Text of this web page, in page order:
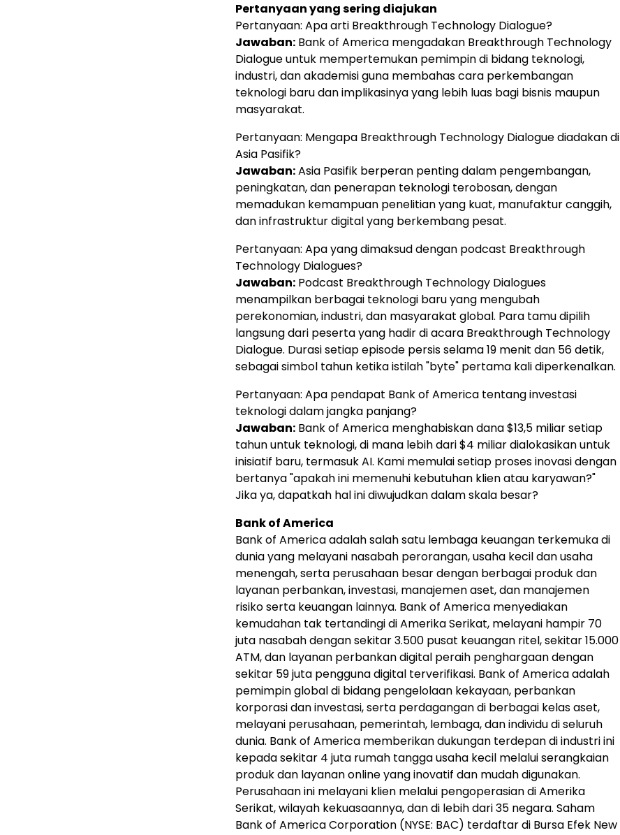
Pertanyaan yang sering diajukan
Pertanyaan: Apa arti Breakthrough Technology Dialogue?
Jawaban: Bank of America mengadakan Breakthrough Technology
Dialogue untuk mempertemukan pemimpin di bidang teknologi,
industri, dan akademisi guna membahas cara perkembangan
teknologi baru dan implikasinya yang lebih luas bagi bisnis maupun
masyarakat.
Pertanyaan: Mengapa Breakthrough Technology Dialogue diadakan di
Asia Pasifik?
Jawaban:Asia Pasifik berperan penting dalam pengembangan,
peningkatan, dan penerapan teknologi terobosan, dengan
memadukan kemampuan penelitian yang kuat, manufaktur canggih,
dan infrastruktur digital yang berkembang pesat.
Pertanyaan: Apa yang dimaksud dengan podcast Breakthrough
Technology Dialogues?
Jawaban: Podcast Breakthrough Technology Dialogues
menampilkan berbagai teknologi baru yang mengubah
perekonomian, industri, dan masyarakat global. Para tamu dipilih
langsung dari peserta yang hadir di acara Breakthrough Technology
Dialogue. Durasi setiap episode persis selama 19 menit dan 56 detik,
sebagai simbol tahun ketika istilah "byte" pertama kali diperkenalkan.
Pertanyaan: Apa pendapat Bank of America tentang investasi
teknologi dalam jangka panjang?
Jawaban: Bank of America menghabiskan dana $13,5 miliar setiap
tahun untuk teknologi, di mana lebih dari $4 miliar dialokasikan untuk
inisiatif baru, termasuk AI. Kami memulai setiap proses inovasi dengan
bertanya "apakah ini memenuhi kebutuhan klien atau karyawan?"
Jika ya, dapatkah hal ini diwujudkan dalam skala besar?
Bank of America
Bank of America adalah salah satu lembaga keuangan terkemuka di
dunia yang melayani nasabah perorangan, usaha kecil dan usaha
menengah, serta perusahaan besar dengan berbagai produk dan
layanan perbankan, investasi, manajemen aset, dan manajemen
risiko serta keuangan lainnya. Bank of America menyediakan
kemudahan tak tertandingi di Amerika Serikat, melayani hampir 70
juta nasabah dengan sekitar 3.500 pusat keuangan ritel, sekitar 15.000
ATM, dan layanan perbankan digital peraih penghargaan dengan
sekitar 59 juta pengguna digital terverifikasi. Bank of America adalah
pemimpin global di bidang pengelolaan kekayaan, perbankan
korporasi dan investasi, serta perdagangan di berbagai kelas aset,
melayani perusahaan, pemerintah, lembaga, dan individu di seluruh
dunia. Bank of America memberikan dukungan terdepan di industri ini
kepada sekitar 4 juta rumah tangga usaha kecil melalui serangkaian
produk dan layanan online yang inovatif dan mudah digunakan.
Perusahaan ini melayani klien melalui pengoperasian di Amerika
Serikat, wilayah kekuasaannya, dan di lebih dari 35 negara. Saham
Bank of America Corporation (NYSE: BAC) terdaftar di Bursa Efek New